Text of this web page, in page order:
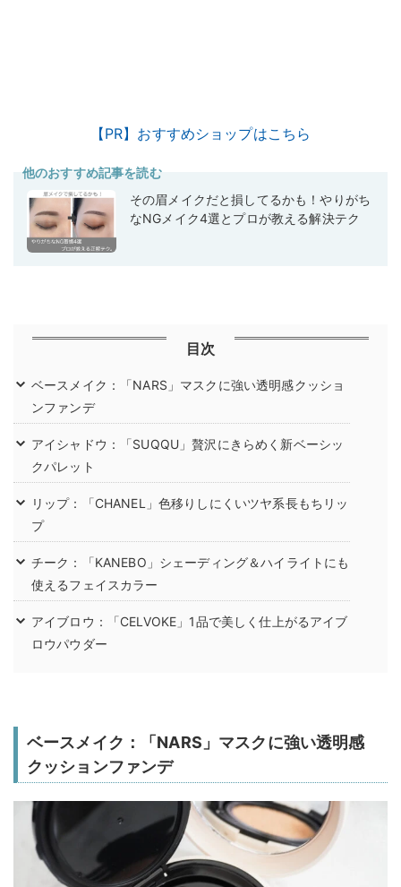
【PR】おすすめショップはこちら
他のおすすめ記事を読む
その眉メイクだと損してるかも！やりがち
なNGメイク4選とプロが教える解決テク
目次
ベースメイク：「NARS」マスクに強い透明感クッショ
ンファンデ
アイシャドウ：「SUQQU」贅沢にきらめく新ベーシッ
クパレット
リップ：「CHANEL」色移りしにくいツヤ系長もちリッ
プ
チーク：「KANEBO」シェーディング＆ハイライトにも
使えるフェイスカラー
アイブロウ：「CELVOKE」1品で美しく仕上がるアイブ
ロウパウダー
ベースメイク：「NARS」マスクに強い透明感
クッションファンデ